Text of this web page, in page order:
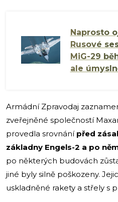
Naprosto
Rusové
MiG-29
ale
Armádní Zpravodaj
zveřejněné společností
provedla srovnání před
základny Engels-2 a po
po některých budovách
jiné byly silně poškozeny.
uskladněné rakety a střely s